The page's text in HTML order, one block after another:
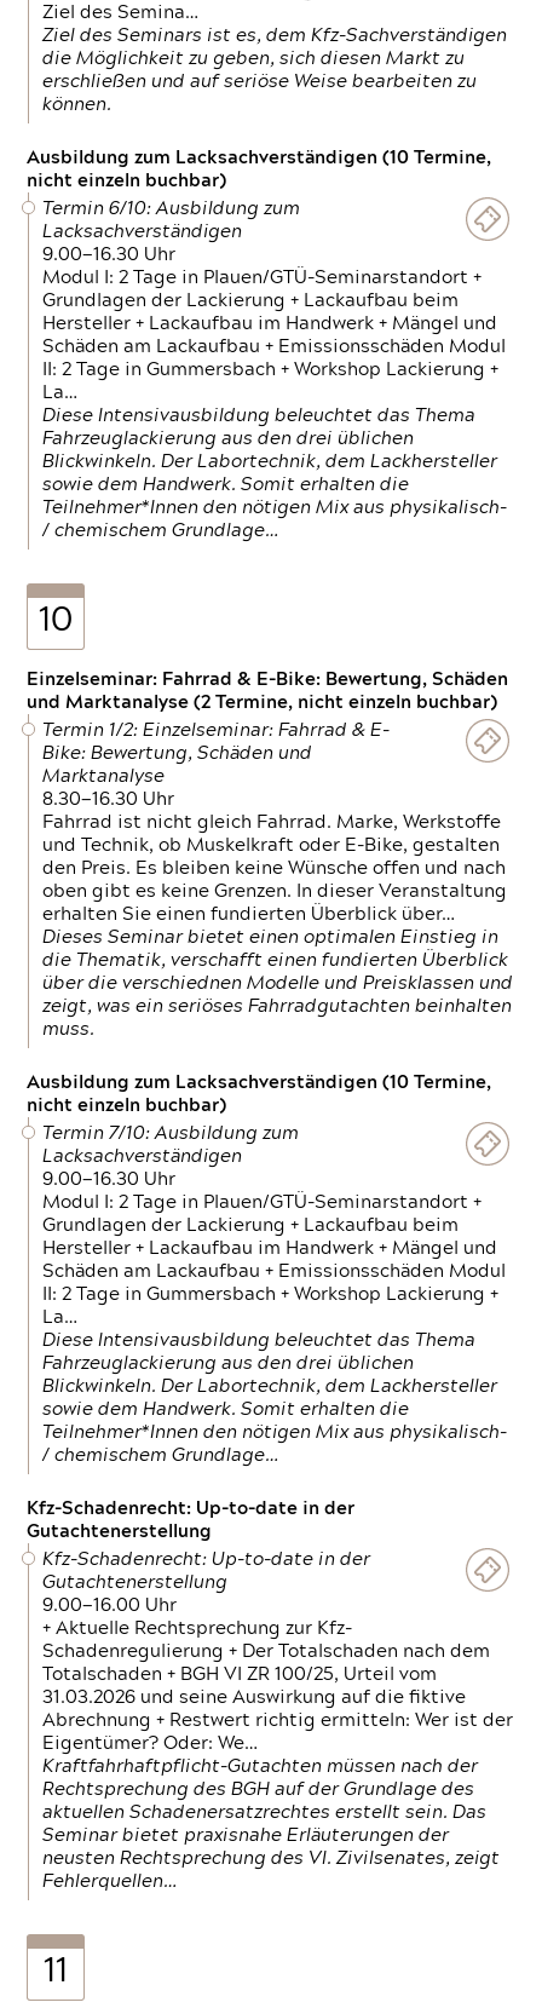
Ziel des Semina…
Ziel des Seminars ist es, dem Kfz-Sachverständigen
die Möglichkeit zu geben, sich diesen Markt zu
erschließen und auf seriöse Weise bearbeiten zu
können.
Ausbildung zum Lacksachverständigen (10 Termine,
nicht einzeln buchbar)
Termin 6/10: Ausbildung zum
Lacksachverständigen
9.00—16.30 Uhr
Modul I: 2 Tage in Plauen/GTÜ-Seminarstandort +
Grundlagen der Lackierung + Lackaufbau beim
Hersteller + Lackaufbau im Handwerk + Mängel und
Schäden am Lackaufbau + Emissionsschäden Modul
II: 2 Tage in Gummersbach + Workshop Lackierung +
La…
Diese Intensivausbildung beleuchtet das Thema
Fahrzeuglackierung aus den drei üblichen
Blickwinkeln. Der Labortechnik, dem Lackhersteller
sowie dem Handwerk. Somit erhalten die
Teilnehmer*Innen den nötigen Mix aus physikalisch-
/ chemischem Grundlage…
10
Einzelseminar: Fahrrad & E-Bike: Bewertung, Schäden
und Marktanalyse (2 Termine, nicht einzeln buchbar)
Termin 1/2: Einzelseminar: Fahrrad & E-
Bike: Bewertung, Schäden und
Marktanalyse
8.30—16.30 Uhr
Fahrrad ist nicht gleich Fahrrad. Marke, Werkstoffe
und Technik, ob Muskelkraft oder E-Bike, gestalten
den Preis. Es bleiben keine Wünsche offen und nach
oben gibt es keine Grenzen. In dieser Veranstaltung
erhalten Sie einen fundierten Überblick über…
Dieses Seminar bietet einen optimalen Einstieg in
die Thematik, verschafft einen fundierten Überblick
über die verschiednen Modelle und Preisklassen und
zeigt, was ein seriöses Fahrradgutachten beinhalten
muss.
Ausbildung zum Lacksachverständigen (10 Termine,
nicht einzeln buchbar)
Termin 7/10: Ausbildung zum
Lacksachverständigen
9.00—16.30 Uhr
Modul I: 2 Tage in Plauen/GTÜ-Seminarstandort +
Grundlagen der Lackierung + Lackaufbau beim
Hersteller + Lackaufbau im Handwerk + Mängel und
Schäden am Lackaufbau + Emissionsschäden Modul
II: 2 Tage in Gummersbach + Workshop Lackierung +
La…
Diese Intensivausbildung beleuchtet das Thema
Fahrzeuglackierung aus den drei üblichen
Blickwinkeln. Der Labortechnik, dem Lackhersteller
sowie dem Handwerk. Somit erhalten die
Teilnehmer*Innen den nötigen Mix aus physikalisch-
/ chemischem Grundlage…
Kfz-Schadenrecht: Up-to-date in der
Gutachtenerstellung
Kfz-Schadenrecht: Up-to-date in der
Gutachtenerstellung
9.00—16.00 Uhr
+ Aktuelle Rechtsprechung zur Kfz-
Schadenregulierung + Der Totalschaden nach dem
Totalschaden + BGH VI ZR 100/25, Urteil vom
31.03.2026 und seine Auswirkung auf die fiktive
Abrechnung + Restwert richtig ermitteln: Wer ist der
Eigentümer? Oder: We…
Kraftfahrhaftpflicht-Gutachten müssen nach der
Rechtsprechung des BGH auf der Grundlage des
aktuellen Schadenersatzrechtes erstellt sein. Das
Seminar bietet praxisnahe Erläuterungen der
neusten Rechtsprechung des VI. Zivilsenates, zeigt
Fehlerquellen…
11